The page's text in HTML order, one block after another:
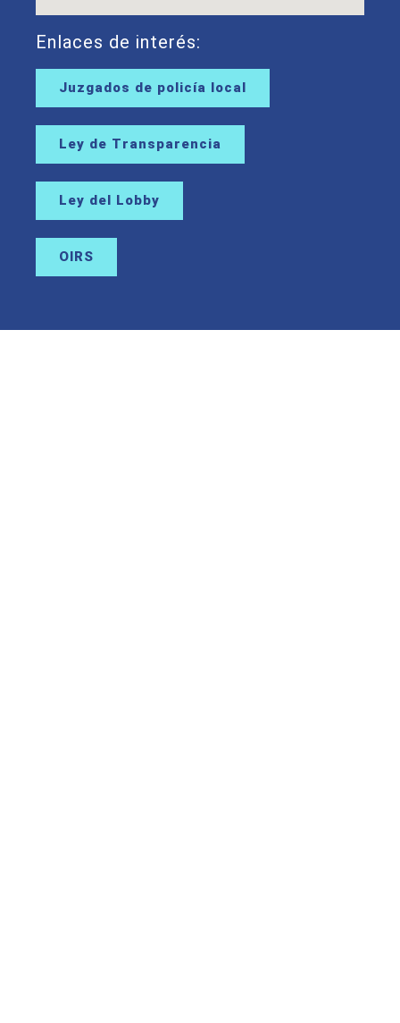
Enlaces de interés:
Juzgados de policía local
Ley de Transparencia
Ley del Lobby
OIRS